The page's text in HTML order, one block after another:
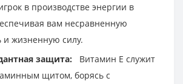
в производстве энергии в
вам несравненную
и жизненную силу.
защита:
Витамин Е служит
щитом, борясь с